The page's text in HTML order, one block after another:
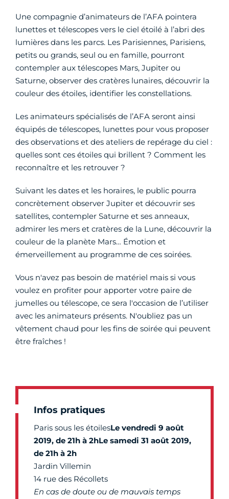
Une compagnie d’animateurs de l’AFA pointera
lunettes et télescopes vers le ciel étoilé à l’abri des
lumières dans les parcs. Les Parisiennes, Parisiens,
petits ou grands, seul ou en famille, pourront
contempler aux télescopes Mars, Jupiter ou
Saturne, observer des cratères lunaires, découvrir la
couleur des étoiles, identifier les constellations.
Les animateurs spécialisés de l’AFA seront ainsi
équipés de télescopes, lunettes pour vous proposer
des observations et des ateliers de repérage du ciel :
quelles sont ces étoiles qui brillent ? Comment les
reconnaître et les retrouver ?
Suivant les dates et les horaires, le public pourra
concrètement observer Jupiter et découvrir ses
satellites, contempler Saturne et ses anneaux,
admirer les mers et cratères de la Lune, découvrir la
couleur de la planète Mars… Émotion et
émerveillement au programme de ces soirées.
Vous n'avez pas besoin de matériel mais si vous
voulez en profiter pour apporter votre paire de
jumelles ou télescope, ce sera l'occasion de l’utiliser
avec les animateurs présents. N'oubliez pas un
vêtement chaud pour les fins de soirée qui peuvent
être fraîches !
Infos pratiques
Paris sous les étoilesLe vendredi 9 août
2019, de 21h à 2hLe samedi 31 août 2019,
de 21h à 2h
Jardin Villemin
14 rue des Récollets
En cas de doute ou de mauvais temps